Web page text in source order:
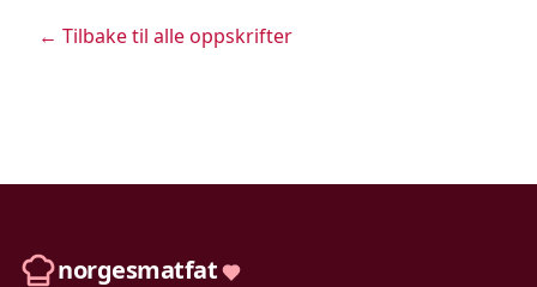
← Tilbake til alle oppskrifter
norgesmatfat